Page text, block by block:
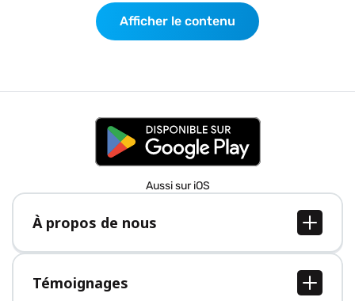
Afficher le contenu
Aussi sur iOS
À propos de nous
À propos de nous
Postes
Presse
Témoignages